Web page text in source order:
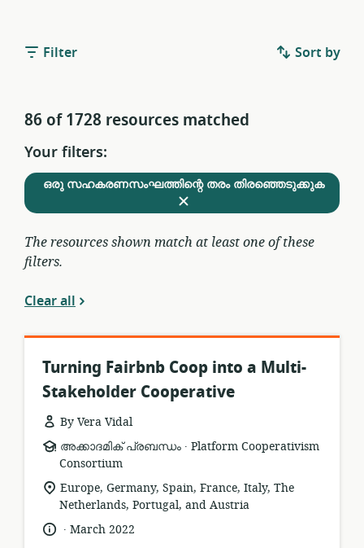
Filter Sort by
86 of 1728 resources matched
Your filters:
Remove
ഒരു സഹകരണസംഘത്തിന്റെ തരം തിരഞ്ഞെടുക്കുകfrom
current
filters
The resources shown match at least one of these
filters.
Clear all
Turning Fairbnb Coop into a Multi-
Stakeholder Cooperative
By Vera Vidal
resource
format:
അക്കാദമിക് പ്രബന്ധം .
publisher:
Platform Cooperativism
Consortium
location
of
relevance:
Europe, Germany, Spain, France, Italy, The
Netherlands, Portugal, and Austria
language:
.
dateMarch 2022